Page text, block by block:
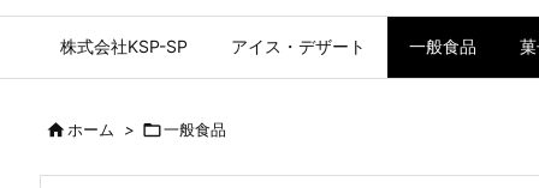
株式会社KSP-SP アイス・デザート 一般食品
ホーム > 一般食品